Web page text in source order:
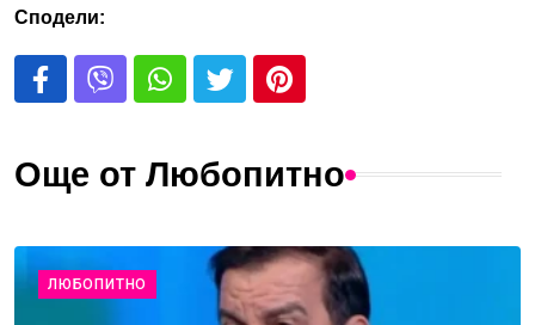
Сподели:
Още от Любопитно
ЛЮБОПИТНО